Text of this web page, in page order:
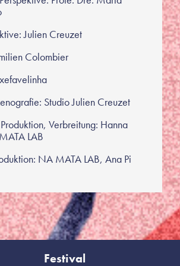
Julien Creuzet
Colombier
Studio Julien Creuzet
Verbreitung: Hanna
LAB
NA MATA LAB, Ana Pi
Festival